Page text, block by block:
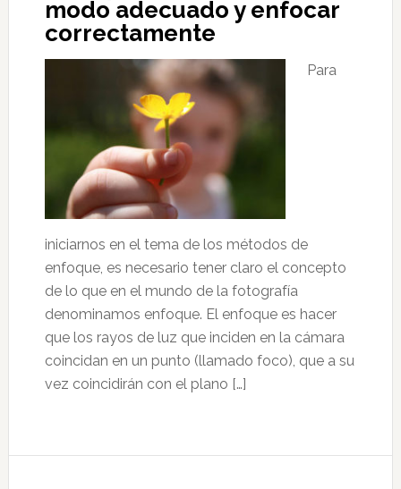
modo adecuado y enfocar
correctamente
Para
iniciarnos en el tema de los métodos de
enfoque, es necesario tener claro el concepto
de lo que en el mundo de la fotografía
denominamos enfoque. El enfoque es hacer
que los rayos de luz que inciden en la cámara
coincidan en un punto (llamado foco), que a su
vez coincidirán con el plano […]